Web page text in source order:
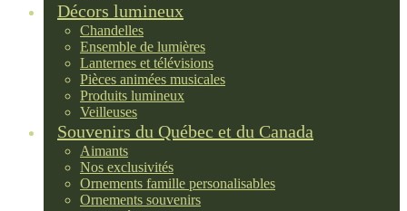
Décors lumineux
Chandelles
Ensemble de lumières
Lanternes et télévisions
Pièces animées musicales
Produits lumineux
Veilleuses
Souvenirs du Québec et du Canada
Aimants
Nos exclusivités
Ornements famille personalisables
Ornements souvenirs